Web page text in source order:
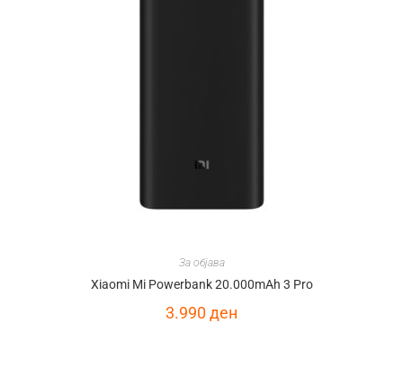
За објава
Xiaomi Mi Powerbank 20.000mAh 3 Pro
3.990ден